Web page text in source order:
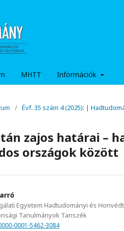
MHTT Információk
/ Évf. 35 szám 4 (2025): |
zajos határai –
országok között
Egyetem Hadtudományi és
Tanulmányok Tanszék
0001-5462-3084